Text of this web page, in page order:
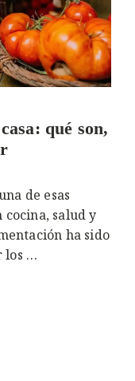
qué son,
de esas
cocina, salud y
ha sido
los …